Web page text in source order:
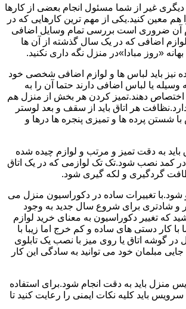
دیگری غیر از شما مسئول انجام بعضی از کارها
هم معین کنید.یکی از مهم ترین کارهایی که در
آن ضروری است بررسی تمام وسایل اضافی
اضافی که در یک سال گذشته از آن ها
بهانه «روز مبادا»در منزل نگه داری نکنید.
نیز باید لباس ها و لوازم اضافی شخصی خود
یا لباس اضافی دارند حتما آن را به
اختصاص دهند.تمیز کردن هر بخش از منزل هم
هر اتاق باید از سقف و بعد لوستر
شستن پرده ها و تمیزی پنجره ها درها و
باید به دقت تمیز و مرتب و لوازم چیده شده
در کمد نصب شود.تک تک لوازمی که در یک اتاق
گردگیری و لکه گیری شود.
شود.با تغییرات ساده در دکوراسیون منزل می
و شادتری برای شروع سال جدید به وجود
که تغییر دکوراسیون به معنای خرید لوازم
کار دستی های ساده و کم خرج اما زیبا با
در گوشه اتاق یا روی میز با نصب یک تابلوی
جایی مبلمان خود می توانید به سادگی این کار
باید به دقت انجام شود.برای استفاده
باید کلیه نکات ایمنی را رعایت کنید تا